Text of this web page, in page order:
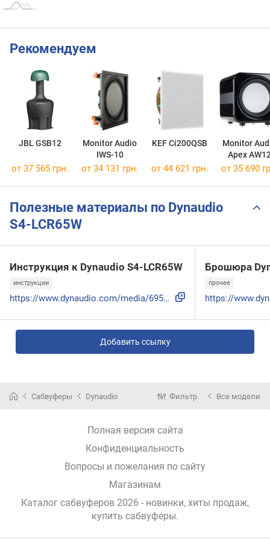
Рекомендуем
JBL GSB12
Monitor Audio
IWS-10
KEF Ci200QSB
Monitor
Apex
от 37 565 грн. от 34 131 грн. от 44 621 грн. от 35 690
Полезные материалы по Dynaudio
S4-LCR65W
Инструкция к Dynaudio S4-LCR65W
инструкции
https://www.dynaudio.com/media/6953/2018-dynaudio-ci-manual...
Брошюра
прочее
Добавить ссылку
Сабвуферы Dynaudio Фильтр Все модели
Полная версия сайта
Конфиденциальность
Вопросы и пожелания по сайту
Магазинам
Каталог сабвуферов 2026 - новинки, хиты продаж,
купить сабвуферы.